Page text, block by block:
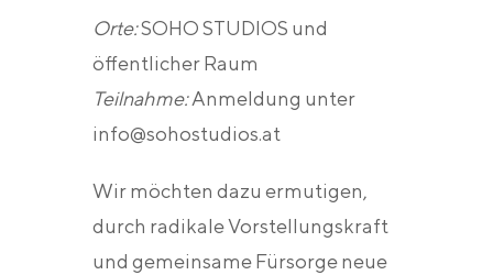
Orte:SOHO STUDIOS und
öffentlicher Raum
Teilnahme:Anmeldung unter
info@sohostudios.at
Wir möchten dazu ermutigen,
durch radikale Vorstellungskraft
und gemeinsame Fürsorge neue